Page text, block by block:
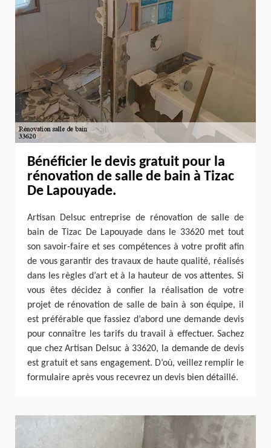
Bénéficier le devis gratuit pour la
rénovation de salle de bain à Tizac
De Lapouyade.
Artisan Delsuc entreprise de rénovation de salle de
bain de Tizac De Lapouyade dans le 33620 met tout
son savoir-faire et ses compétences à votre profit afin
de vous garantir des travaux de haute qualité, réalisés
dans les règles d’art et à la hauteur de vos attentes. Si
vous êtes décidez à confier la réalisation de votre
projet de rénovation de salle de bain à son équipe, il
est préférable que fassiez d’abord une demande devis
pour connaître les tarifs du travail à effectuer. Sachez
que chez Artisan Delsuc à 33620, la demande de devis
est gratuit et sans engagement. D’où, veillez remplir le
formulaire après vous recevrez un devis bien détaillé.